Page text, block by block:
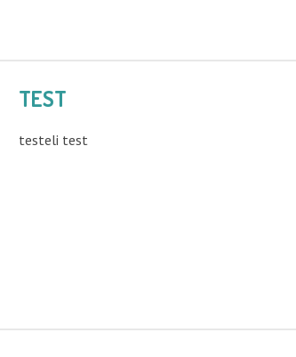
TEST
testeli test